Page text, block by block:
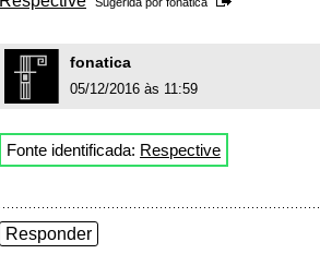
fonatica
05/12/2016 às 11:59
Fonte identificada: Respective
Responder